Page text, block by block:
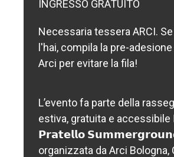
INGRESSO GRATUITO
Necessaria tessera ARCI.
l'hai, compila la pre-
Arci per evitare la fila!
L’evento fa parte della
estiva, gratuita e
𝗣𝗿𝗮𝘁𝗲𝗹𝗹𝗼
organizzata da Arci Bologna,